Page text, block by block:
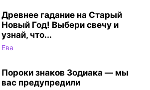
Древнее гадание на Старый
Новый Год! Выбери свечу и
узнай, что...
Ева
Пороки знаков Зодиака — мы
вас предупредили